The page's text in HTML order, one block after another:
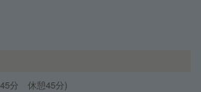
分 休憩45分)